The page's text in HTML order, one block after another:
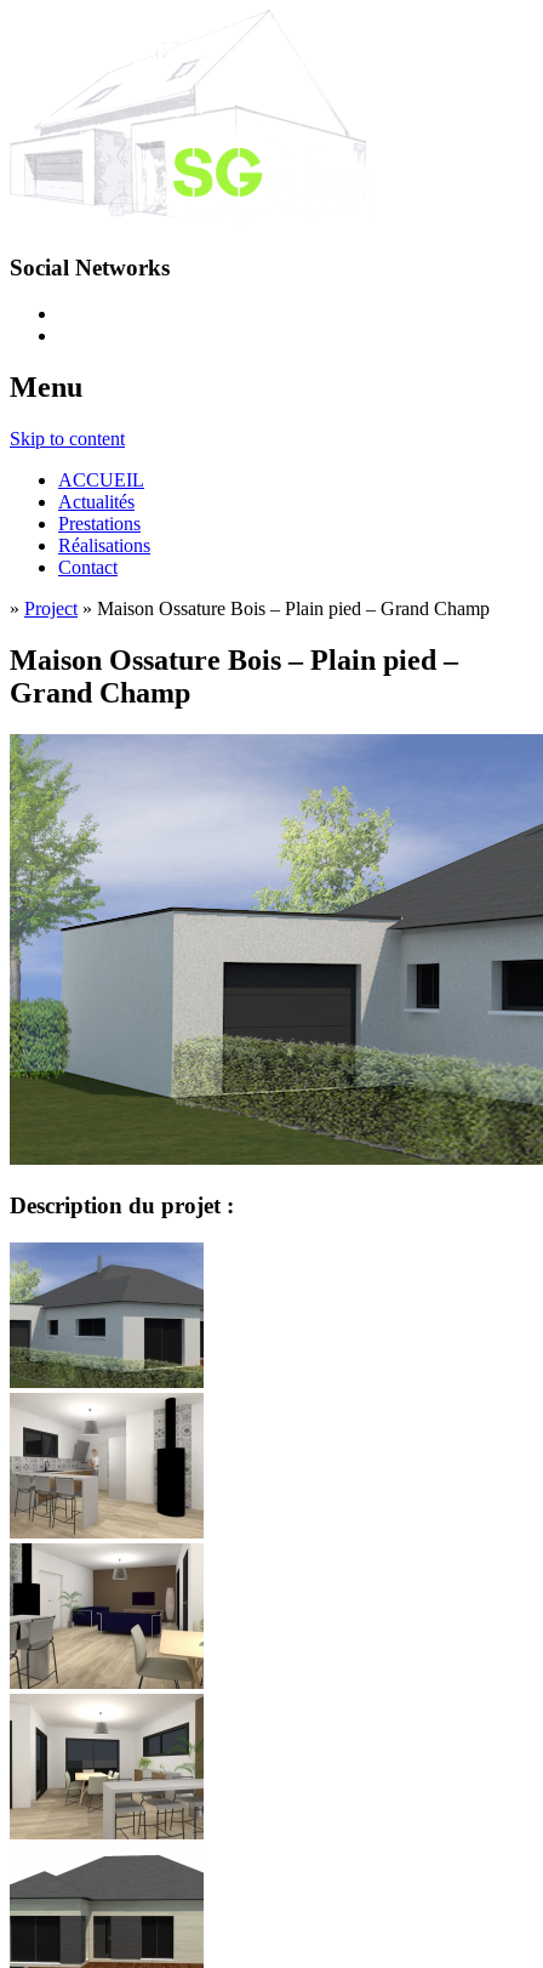
Social Networks
Menu
Skip to content
ACCUEIL
Actualités
Prestations
Réalisations
Contact
» Project » Maison Ossature Bois – Plain pied – Grand Champ
Maison Ossature Bois – Plain pied –
Grand Champ
Description du projet :